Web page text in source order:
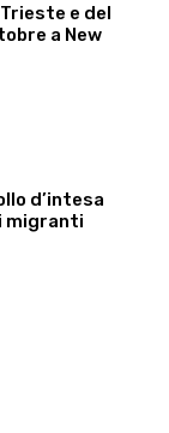
e del
a New
d’intesa
migranti